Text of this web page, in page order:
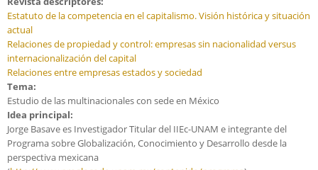
Estatuto de la competencia en el capitalismo. Visión histórica y situación
actual
Relaciones de propiedad y control: empresas sin nacionalidad versus
internacionalización del capital
Relaciones entre empresas estados y sociedad
Tema:
Estudio de las multinacionales con sede en México
Idea principal:
Jorge Basave es Investigador Titular del IIEc-UNAM e integrante del
Programa sobre Globalización, Conocimiento y Desarrollo desde la
perspectiva mexicana